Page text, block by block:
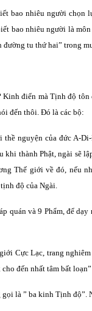
bao nhiêu người chọn
bao nhiêu người là
tu thứ hai” trong
điển mà Tịnh độ
đến thôi. Ðó là các bộ:
nguyện của đức A-
thành Phật, ngài sẽ
Thế giới về đó, nếu
độ của Ngài.
quán và 9 Phẩm, để
Cực Lạc, trang
đến nhất tâm bất
là ” ba kinh Tịnh độ”.